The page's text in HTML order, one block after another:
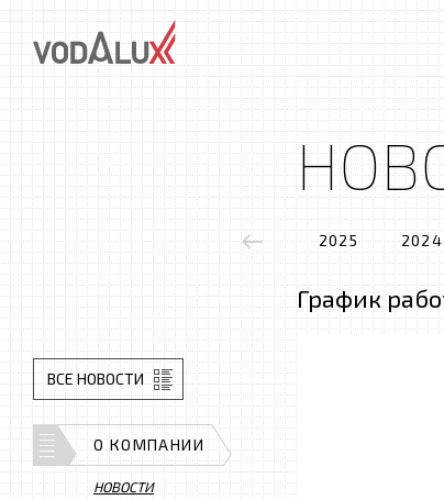
2025 2024
График
ВСЕ НОВОСТИ
О КОМПАНИИ
НОВОСТИ